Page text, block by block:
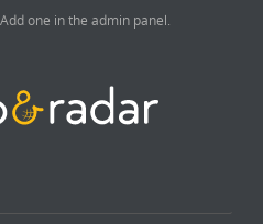
one in the admin panel.